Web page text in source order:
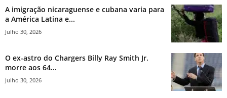
A imigração nicaraguense e cubana varia para
a América Latina e...
Julho 30, 2026
O ex-astro do Chargers Billy Ray Smith Jr.
morre aos 64...
Julho 30, 2026